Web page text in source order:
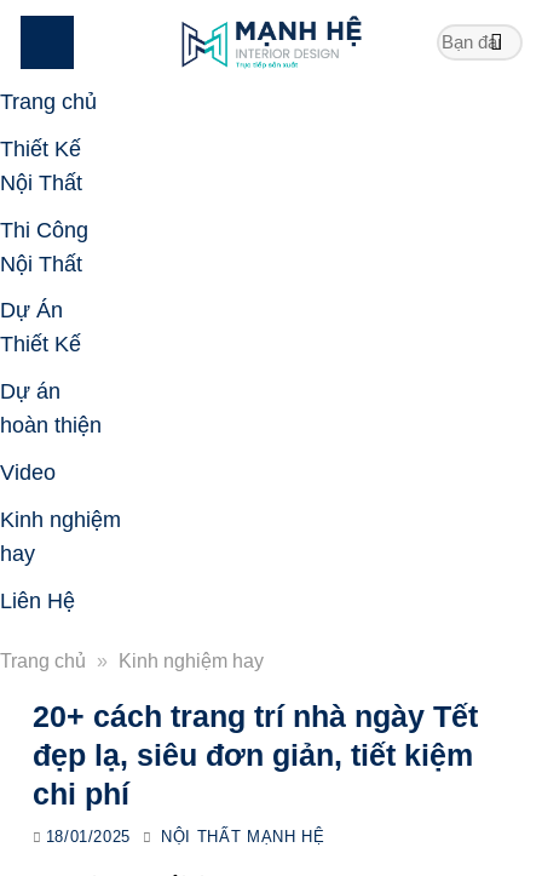
Skip
Trang chủ
Thiết Kế
Nội Thất
Thi Công
Nội Thất
Dự Án
Thiết Kế
Dự án
hoàn thiện
Video
Kinh nghiệm
hay
Liên Hệ
Trang chủ » Kinh nghiệm hay
20+ cách trang trí nhà ngày Tết
đẹp lạ, siêu đơn giản, tiết kiệm
chi phí
18/01/2025 NỘI THẤT MẠNH HỆ